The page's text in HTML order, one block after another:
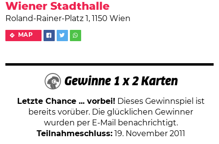
Wiener Stadthalle
Roland-Rainer-Platz 1, 1150 Wien
MAP
Gewinne 1 x 2 Karten
Letzte Chance ... vorbei! Dieses Gewinnspiel ist
bereits vorüber. Die glücklichen Gewinner
wurden per E-Mail benachrichtigt.
Teilnahmeschluss:19. November 2011